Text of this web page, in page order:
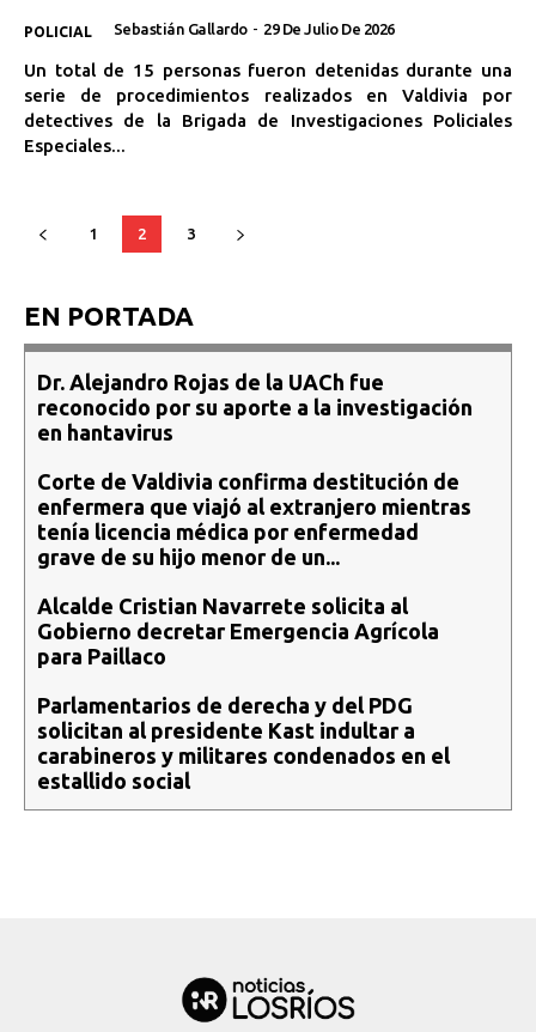
POLICIAL Sebastián Gallardo - 29 De Julio De 2026
Un total de 15 personas fueron detenidas durante una
serie de procedimientos realizados en Valdivia por
detectives de la Brigada de Investigaciones Policiales
Especiales...
1 2 3
EN PORTADA
Dr. Alejandro Rojas de la UACh fue
reconocido por su aporte a la investigación
en hantavirus
Corte de Valdivia confirma destitución de
enfermera que viajó al extranjero mientras
tenía licencia médica por enfermedad
grave de su hijo menor de un...
Alcalde Cristian Navarrete solicita al
Gobierno decretar Emergencia Agrícola
para Paillaco
Parlamentarios de derecha y del PDG
solicitan al presidente Kast indultar a
carabineros y militares condenados en el
estallido social